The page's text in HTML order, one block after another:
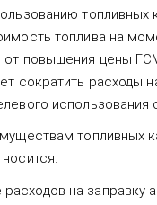
топливных
топлива на
повышения цены
сократить расходы
использования
топливных
на заправку